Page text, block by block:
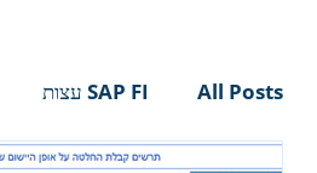
All Posts SAP FI עצות